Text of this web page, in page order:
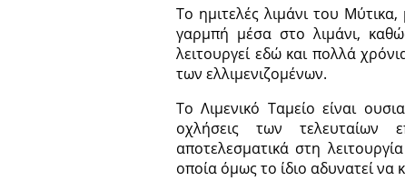
Το ημιτελές λιμάνι του
γαρμπή μέσα στο λιμάνι,
λειτουργεί εδώ και πολλά
των ελλιμενιζομένων.
Το Λιμενικό Ταμείο είναι
οχλήσεις των τελευταίων
αποτελεσματικά στη
οποία όμως το ίδιο αδυνατεί να